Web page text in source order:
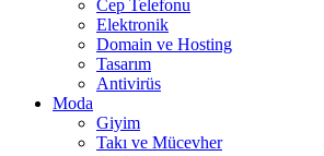
Cep Telefonu
Elektronik
Domain ve Hosting
Tasarım
Antivirüs
Moda
Giyim
Takı ve Mücevher